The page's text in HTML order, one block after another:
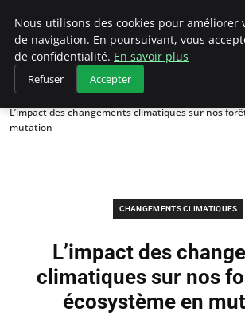
Climategatecountryclub.com
Accueil
Changements climatiques
L’impact des changements climatiques sur nos
mutation
CHANGEMENTS CLIMATIQUES
L’impact des
climatiques sur nos
écosystème en
Nous utilisons des cookies pour améliorer
de navigation. En poursuivant, vous
de confidentialité. En savoir plus
Refuser Accepter